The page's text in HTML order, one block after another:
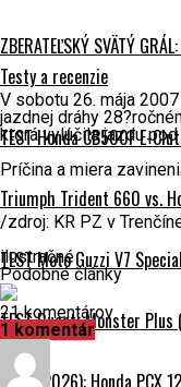
ZBERATEĽSKÝ SVÄTÝ
Testy a recenzie
TEST Honda CB500F E-
Triumph Trident 660 vs.
TEST Moto Guzzi V7
TEST Ducati Monster
DUEL (2026): Honda
V sobotu 26. mája
jazdnej dráhy
ktorá vylúčila jazdu
Príčina a miera
/zdroj: KR PZ v
ilustračné
Podobné články
21 komentárov
1 komentár